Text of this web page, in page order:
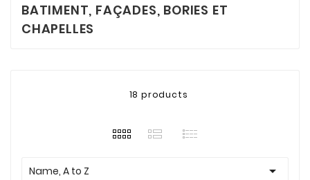
BATIMENT, FAÇADES, BORIES ET
CHAPELLES
18 products
Name, A to Z 